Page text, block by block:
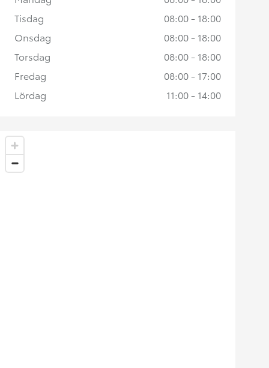
Tisdag
08:00 - 18:00
Onsdag
08:00 - 18:00
Torsdag
08:00 - 18:00
Fredag
08:00 - 17:00
Lördag
11:00 - 14:00